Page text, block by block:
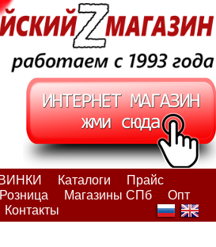
Каталоги
Прайс
Розница Магазины СПб
Опт
Контакты